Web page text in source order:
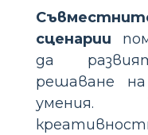
сценарии
да
решаване
умения.